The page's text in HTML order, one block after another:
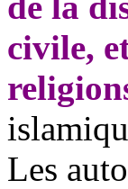
civile,
Les